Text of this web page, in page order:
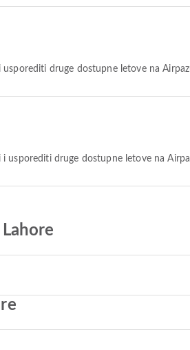
usporediti druge dostupne letove na
i usporediti druge dostupne letove na